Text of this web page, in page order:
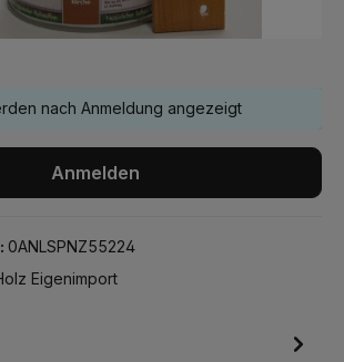
nach Anmeldung angezeigt
Anmelden
0ANLSPNZ55224
Eigenimport